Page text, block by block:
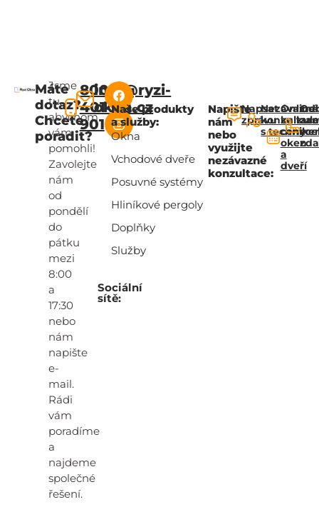
Máte
dotaz?
Chcete
poradit?
Jsme
tu,
abychom
vám
pomohli!
Zavolejte
nám
od
pondělí
do
pátku
mezi
8:00
a
17:30
nebo
nám
napište
e-
mail.
Rádi
vám
poradíme
a
najdeme
společné
řešení.
800
401
901
info@ryzi-
okna.cz
Sociální
sítě:
Naše produkty
a služby:
Okna
Vchodové dveře
Posuvné systémy
Hliníkové pergoly
Doplňky
Služby
Napište
nám
nebo
využijte
nezávazné
konzultace:
Napsat
zprávu
Nezávazná
konzultace
s
Online
ceny
oken
a
dveří